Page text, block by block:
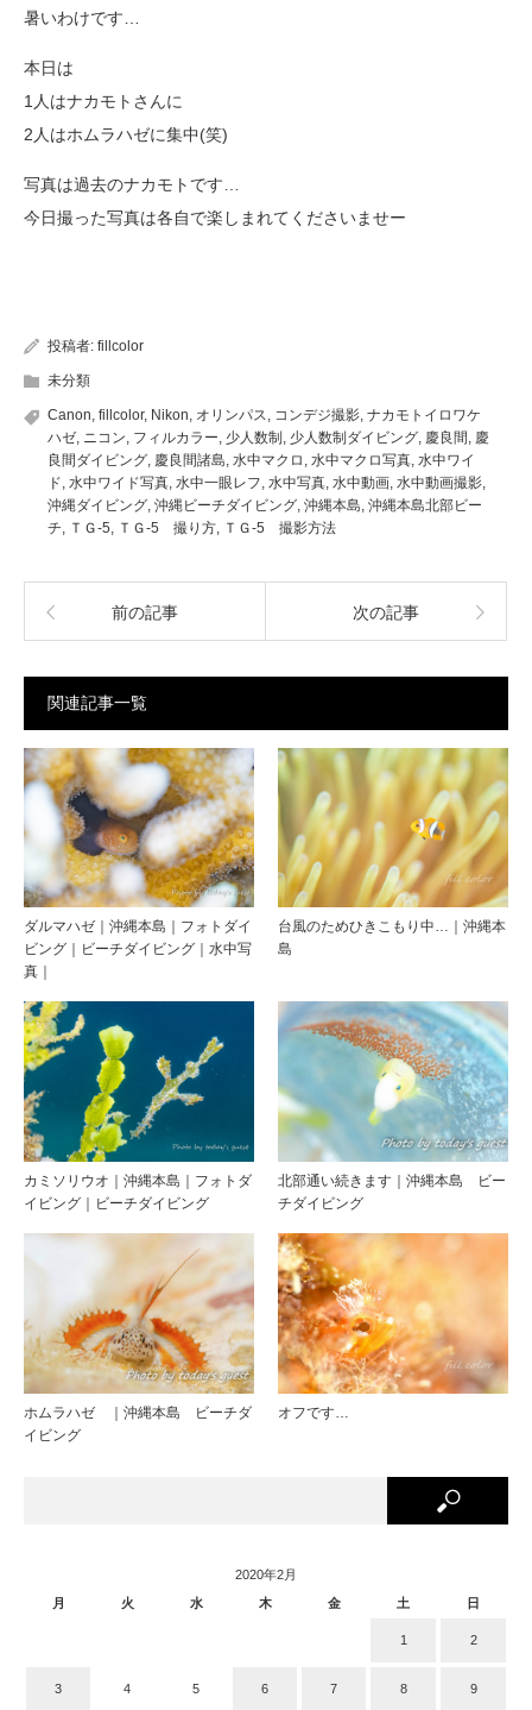
暑いわけです…
本日は
1人はナカモトさんに
2人はホムラハゼに集中(笑)
写真は過去のナカモトです…
今日撮った写真は各自で楽しまれてくださいませー
投稿者: fillcolor
未分類
Canon fillcolor, Nikon オリンパス コンデジ撮影 ナカモトイロワケ
ハゼ ニコン フィルカラー 少人数制 少人数制ダイビング 慶良間 慶
良間ダイビング 慶良間諸島 水中マクロ 水中マクロ写真 水中ワイ
ド 水中ワイド写真 水中一眼レフ 水中写真 水中動画 水中動画撮影
沖縄ダイビング 沖縄ビーチダイビング 沖縄本島 沖縄本島北部ビー
チ
ＴＧ-5 ＴＧ-5 撮り方 ＴＧ-5 撮影方法
前の記事 次の記事
関連記事一覧
ダルマハゼ｜沖縄本島｜フォトダイ
ビング｜ビーチダイビング｜水中写
真｜
台風のためひきこもり中…｜沖縄本
島
カミソリウオ｜沖縄本島｜フォトダ
イビング｜ビーチダイビング
北部通い続きます｜沖縄本島 ビー
チダイビング
ホムラハゼ ｜沖縄本島 ビーチダ
イビング
オフです…
2020年2月
月
火 水 木 金 土 日
1 2
3 4 5 6 7 8 9